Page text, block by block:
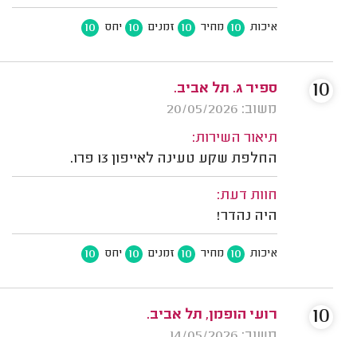
איכות 10 מחיר 10 זמנים 10 יחס 10
ספיר ג. תל אביב.
משוב: 20/05/2026
תיאור השירות:
החלפת שקע טעינה לאייפון 13 פרו.
חוות דעת:
היה נהדר!
איכות 10 מחיר 10 זמנים 10 יחס 10
10
רועי הופמן, תל אביב.
10